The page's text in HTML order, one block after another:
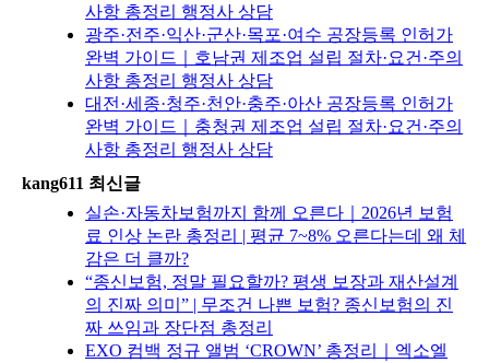
사항 총정리 행정사 상담
광주·전주·익산·군산·목포·여수 공장등록 인허가
완벽 가이드｜호남권 제조업 설립 절차·요건·주의
사항 총정리 행정사 상담
대전·세종·청주·천안·충주·아산 공장등록 인허가
완벽 가이드｜충청권 제조업 설립 절차·요건·주의
사항 총정리 행정사 상담
kang611 최신글
실손·자동차보험까지 함께 오른다｜2026년 보험
료 인상 논란 총정리 | 평균 7~8% 오른다는데 왜 체
감은 더 클까?
“종신보험, 정말 필요할까? 평생 보장과 재산설계
의 진짜 의미” | 무조건 나쁜 보험? 종신보험의 진
짜 쓰임과 장단점 총정리
EXO 컴백 정규 앨범 ‘CROWN’ 총정리｜엑소엘